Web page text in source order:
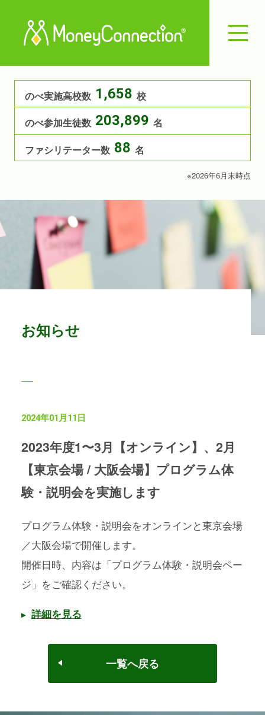
のべ実施高校数 1,658 校
のべ参加生徒数 203,899 名
ファシリテーター数 88 名
※2026年6月末時点
お知らせ
2024年01月11日
2023年度1〜3月【オンライン】、2月
【東京会場 / 大阪会場】プログラム体
験・説明会を実施します
プログラム体験・説明会をオンラインと東京会場
／大阪会場で開催します。
開催日時、内容は「プログラム体験・説明会ペー
ジ」をご確認ください。
詳細を見る
一覧へ戻る